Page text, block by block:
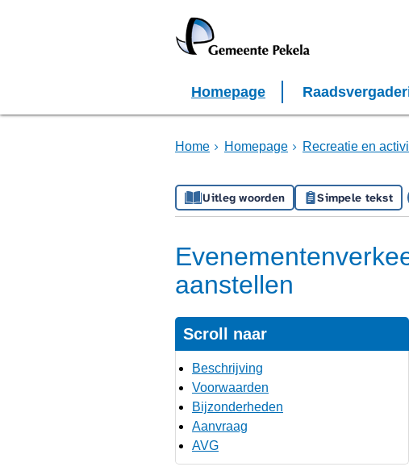
Homepage
Home Homepage Recreatie en
Uitleg woorden Simpele tekst
aanstellen
Scroll naar
Beschrijving
Voorwaarden
Bijzonderheden
Aanvraag
AVG